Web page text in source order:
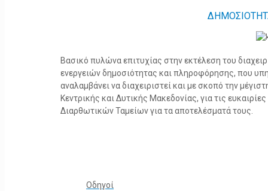
Βασικό πυλώνα επιτυχίας στην εκτέλεση του
ενεργειών δημοσιότητας και πληροφόρησης, που
αναλαμβάνει να διαχειριστεί και με σκοπό την
Κεντρικής και Δυτικής Μακεδονίας, για τις
Διαρθωτικών Ταμείων για τα αποτελέσματά τους.
Οδηγοί